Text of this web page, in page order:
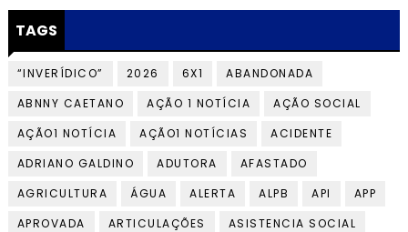
TAGS
“INVERÍDICO” 2026 6X1
ABANDONADA
ABNNY CAETANO
AÇÃO 1 NOTÍCIA
AÇÃO SOCIAL
AÇÃO1 NOTÍCIA
AÇÃO1 NOTÍCIAS
ACIDENTE
ADRIANO GALDINO
ADUTORA
AFASTADO
AGRICULTURA
ÁGUA ALERTA ALPB API
APP
APROVADA
ARTICULAÇÕES
ASISTENCIA SOCIAL